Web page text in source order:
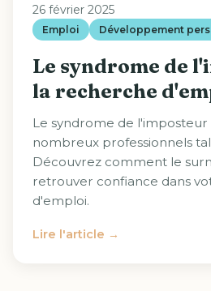
26 février 2025
Emploi Développement
Le syndrome de
la recherche
Le syndrome de
nombreux professionnels
Découvrez comment le
retrouver confiance dans
d'emploi.
Lire l'article →